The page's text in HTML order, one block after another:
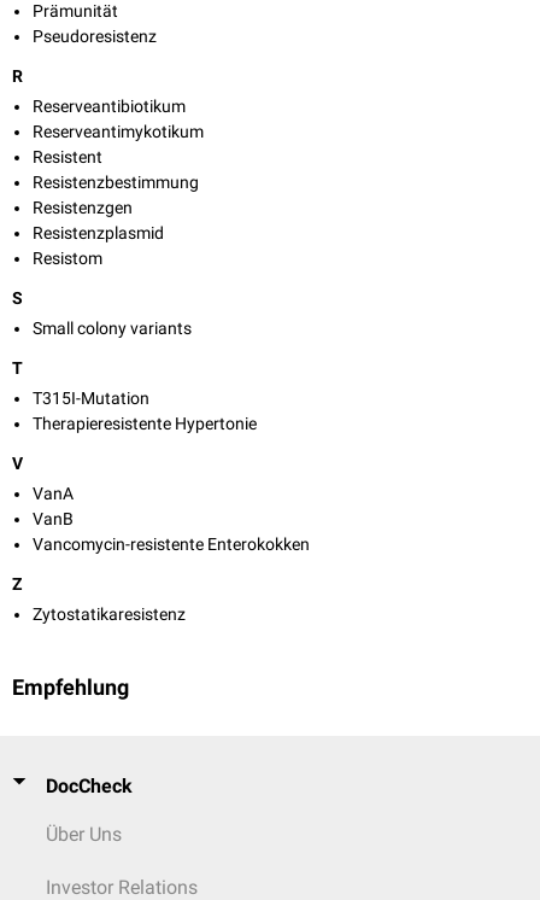
Prämunität
Pseudoresistenz
R
Reserveantibiotikum
Reserveantimykotikum
Resistent
Resistenzbestimmung
Resistenzgen
Resistenzplasmid
Resistom
S
Small colony variants
T
T315I-Mutation
Therapieresistente Hypertonie
V
VanA
VanB
Vancomycin-resistente Enterokokken
Z
Zytostatikaresistenz
Empfehlung
DocCheck
Über Uns
Investor Relations